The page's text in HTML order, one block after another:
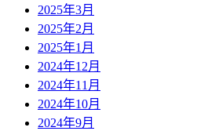
2025年3月
2025年2月
2025年1月
2024年12月
2024年11月
2024年10月
2024年9月